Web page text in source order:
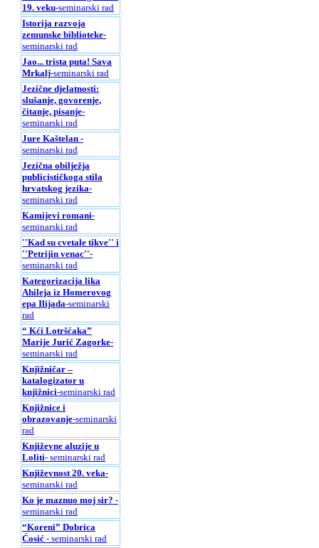
19. veku-seminarski rad
Istorija razvoja
zemunske biblioteke-
seminarski rad
Jao... trista puta! Sava
Mrkalj-seminarski rad
Jezične djelatnosti:
slušanje, govorenje,
čitanje, pisanje-
seminarski rad
Jure Kaštelan -
seminarski rad
Jezična obilježja
publicističkoga stila
hrvatskog jezika-
seminarski rad
Kamijevi romani-
seminarski rad
''Kad su cvetale tikve'' i
''Petrijin venac''-
seminarski rad
Kategorizacija lika
Ahileja iz Homerovog
epa Ilijada-seminarski
rad
“ Kći Lotršćaka”
Marije Jurić Zagorke-
seminarski rad
Knjižničar –
katalogizator u
knjižnici-seminarski rad
Knjižnice i
obrazovanje-seminarski
rad
Književne aluzije u
Loliti- seminarski rad
Književnost 20. veka-
seminarski rad
Ko je maznuo moj sir? -
seminarski rad
“Koreni” Dobrica
Ćosić - seminarski rad